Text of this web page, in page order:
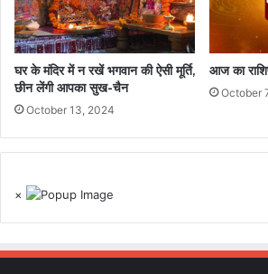
घर के मंदिर में न रखें भगवान की ऐसी मूर्ति,
छीन लेंगी आपका सुख-चैन
October 13, 2024
आज का
October
×